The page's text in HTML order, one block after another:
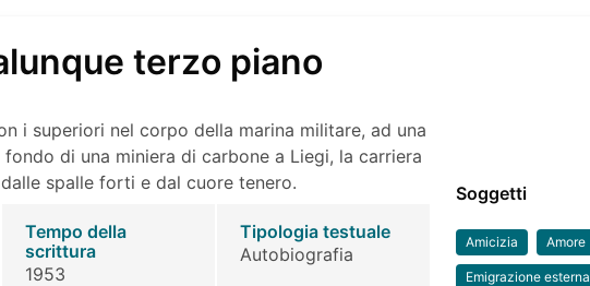
terzo piano
i superiori nel corpo della marina militare, ad una
di una miniera di carbone a Liegi, la carriera
spalle forti e dal cuore tenero.
Tempo della
scrittura
1953
Tipologia testuale
Autobiografia
Soggetti
Amicizia Amore
Emigrazione esterna